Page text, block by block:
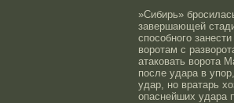
»Сибирь»
завершающей
способного
воротам с
атаковать ворота
после удара в
удар, но вратарь
опаснейших удара